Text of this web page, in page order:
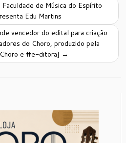
de Música do Espírito
Edu Martins
vencedor do edital para criação
do Choro, produzido pela
e #e-ditora] →